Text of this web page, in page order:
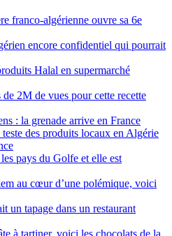
franco-algérienne ouvre sa 6e
encore confidentiel qui pourrait
Halal en supermarché
2M de vues pour cette recette
: la grenade arrive en France
des produits locaux en Algérie
pays du Golfe et elle est
au cœur d’une polémique, voici
un tapage dans un restaurant
à tartiner, voici les chocolats de la